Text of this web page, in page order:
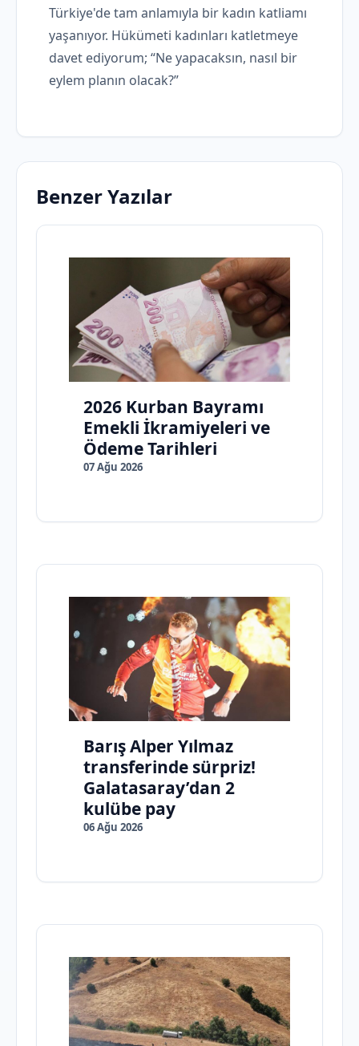
Türkiye'de tam anlamıyla bir kadın katliamı
yaşanıyor. Hükümeti kadınları katletmeye
davet ediyorum; “Ne yapacaksın, nasıl bir
eylem planın olacak?”
Benzer Yazılar
2026 Kurban Bayramı
Emekli İkramiyeleri ve
Ödeme Tarihleri
07 Ağu 2026
Barış Alper Yılmaz
transferinde sürpriz!
Galatasaray’dan 2
kulübe pay
06 Ağu 2026